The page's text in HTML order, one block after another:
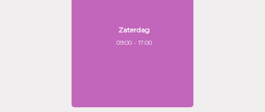
Zaterdag
09:00 - 17:00